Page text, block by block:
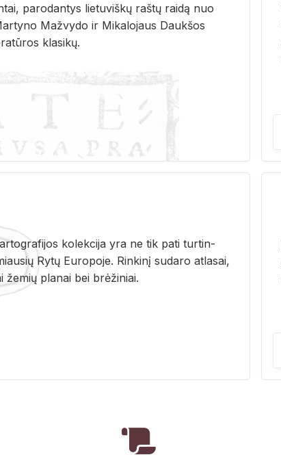
pa­ro­dan­tys lie­tu­viš­kų raš­tų rai­dą nuo
Ma­žvy­do ir Mi­ka­lo­jaus Dauk­šos
kla­si­kų.
ko­lek­ci­ja yra ne tik pati tur­tin­
Rytų Eu­ro­po­je. Rin­ki­nį su­da­ro at­la­sai,
že­mių pla­nai bei brė­ži­niai.